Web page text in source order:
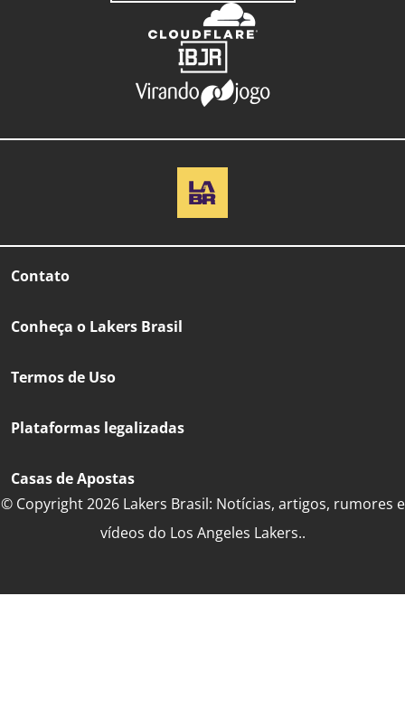
Contato
Conheça o Lakers Brasil
Termos de Uso
Plataformas legalizadas
Casas de Apostas
© Copyright 2026 Lakers Brasil: Notícias, artigos, rumores e
vídeos do Los Angeles Lakers..